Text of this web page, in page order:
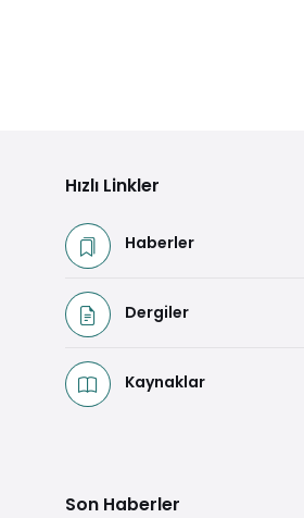
Hızlı Linkler
Haberler
Dergiler
Kaynaklar
Son Haberler